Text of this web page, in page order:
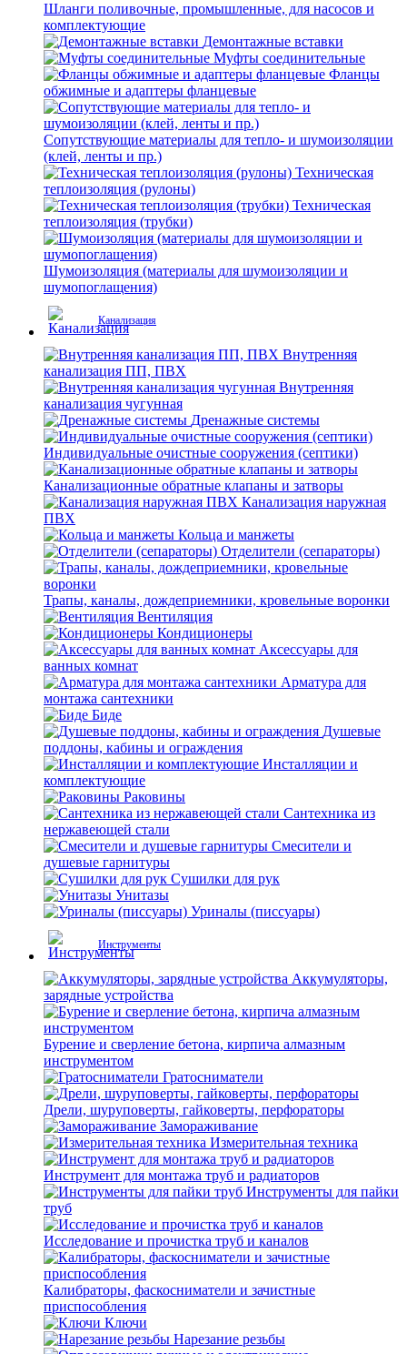
Шланги поливочные, промышленные, для насосов и
комплектующие
Демонтажные вставки
Муфты соединительные
Фланцы
обжимные и адаптеры фланцевые
Сопутствующие материалы для тепло- и шумоизоляции
(клей, ленты и пр.)
Техническая
теплоизоляция (рулоны)
Техническая
теплоизоляция (трубки)
Шумоизоляция (материалы для шумоизоляции и
шумопоглащения)
Канализация
Внутренняя
канализация ПП, ПВХ
Внутренняя
канализация чугунная
Дренажные системы
Индивидуальные очистные сооружения (септики)
Канализационные обратные клапаны и затворы
Канализация наружная
ПВХ
Кольца и манжеты
Отделители (сепараторы)
Трапы, каналы, дождеприемники, кровельные воронки
Вентиляция
Кондиционеры
Аксессуары для
ванных комнат
Арматура для
монтажа сантехники
Биде
Душевые
поддоны, кабины и ограждения
Инсталляции и
комплектующие
Раковины
Сантехника из
нержавеющей стали
Смесители и
душевые гарнитуры
Сушилки для рук
Унитазы
Уриналы (писсуары)
Инструменты
Аккумуляторы,
зарядные устройства
Бурение и сверление бетона, кирпича алмазным
инструментом
Гратосниматели
Дрели, шуруповерты, гайковерты, перфораторы
Замораживание
Измерительная техника
Инструмент для монтажа труб и радиаторов
Инструменты для пайки
труб
Исследование и прочистка труб и каналов
Калибраторы, фаскосниматели и зачистные
приспособления
Ключи
Нарезание резьбы